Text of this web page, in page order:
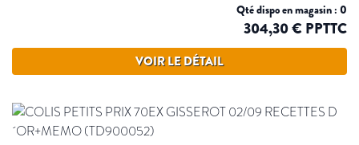
Qté dispo en magasin : 0
304,30 € PPTTC
VOIR LE DÉTAIL